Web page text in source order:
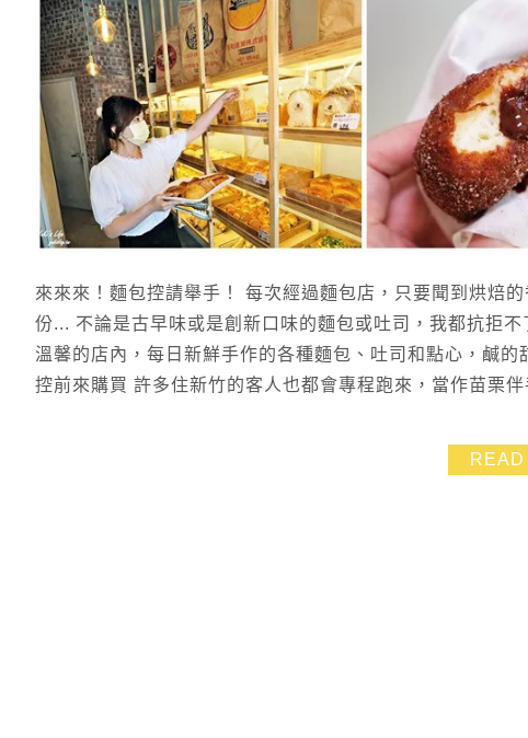
來來來！麵包控請舉手！ 每次經過麵包店，只要聞到烘焙
份... 不論是古早味或是創新口味的麵包或吐司，我都抗拒
溫馨的店內，每日新鮮手作的各種麵包、吐司和點心，鹹
控前來購買 許多住新竹的客人也都會專程跑來，當作苗栗伴
READ